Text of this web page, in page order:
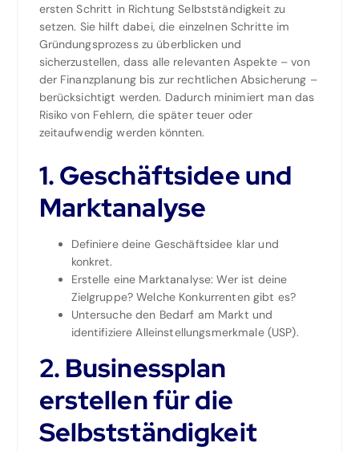
ersten Schritt in Richtung Selbstständigkeit zu
setzen. Sie hilft dabei, die einzelnen Schritte im
Gründungsprozess zu überblicken und
sicherzustellen, dass alle relevanten Aspekte – von
der Finanzplanung bis zur rechtlichen Absicherung –
berücksichtigt werden. Dadurch minimiert man das
Risiko von Fehlern, die später teuer oder
zeitaufwendig werden könnten.
1. Geschäftsidee und
Marktanalyse
Definiere deine Geschäftsidee klar und
konkret.
Erstelle eine Marktanalyse: Wer ist deine
Zielgruppe? Welche Konkurrenten gibt es?
Untersuche den Bedarf am Markt und
identifiziere Alleinstellungsmerkmale (USP).
2. Businessplan
erstellen für die
Selbstständigkeit